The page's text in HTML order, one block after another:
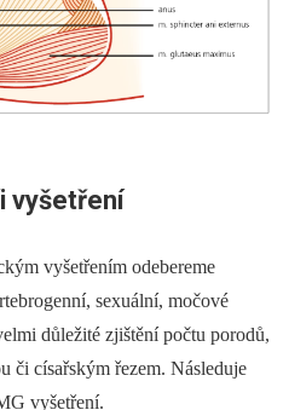
vyšetření
vyšetřením odebereme
sexuální, močové
důležité zjištění počtu porodů,
či císařským řezem. Následuje
vyšetření.